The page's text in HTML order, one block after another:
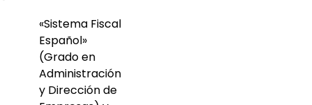
«Sistema Fiscal
Español»
(Grado en
Administración
y Dirección de